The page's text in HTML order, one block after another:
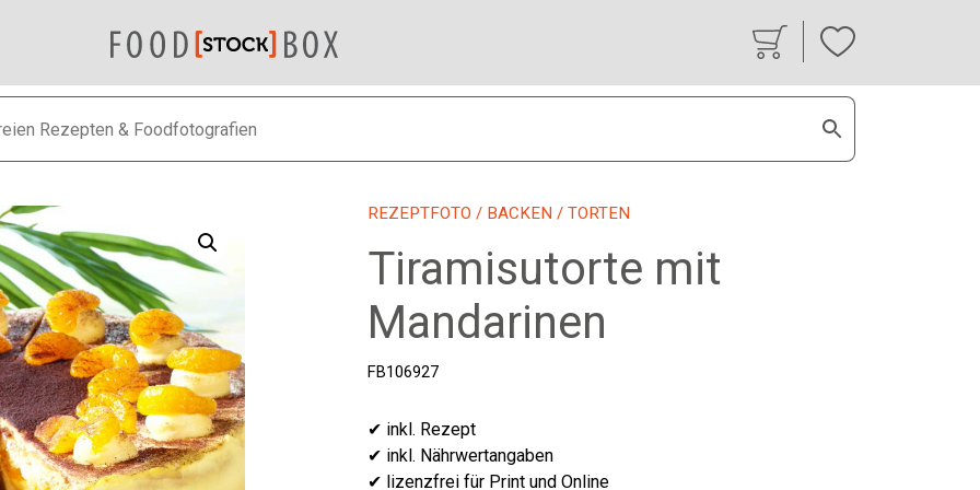
REZEPTFOTO / BACKEN / TORTEN
Tiramisutorte mit
Mandarinen
FB106927
✔ inkl. Rezept
✔ inkl. Nährwertangaben
✔ lizenzfrei für Print und Online